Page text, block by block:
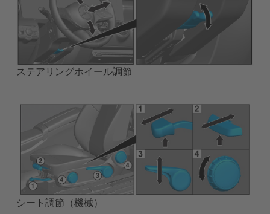
ステアリングホイール調節
シート調節（機械）